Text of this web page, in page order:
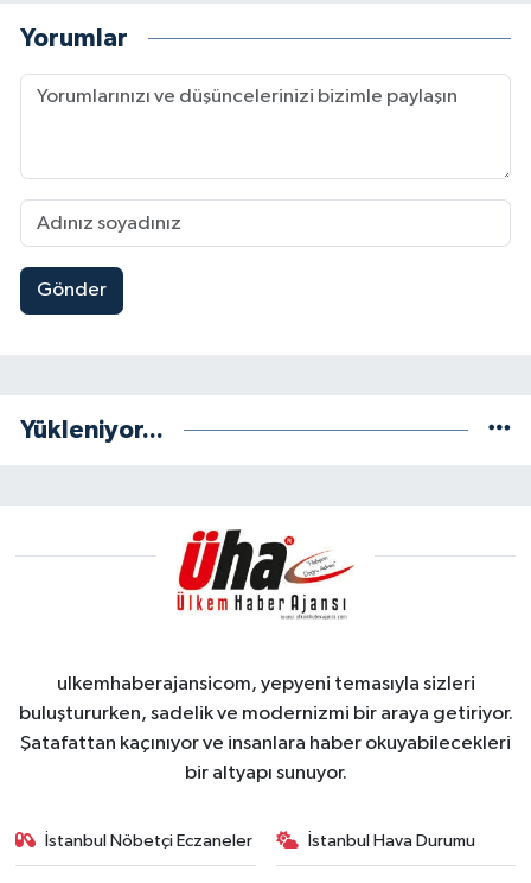
Yorumlar
Gönder
Yükleniyor...
ulkemhaberajansicom, yepyeni temasıyla sizleri
buluştururken, sadelik ve modernizmi bir araya getiriyor.
Şatafattan kaçınıyor ve insanlara haber okuyabilecekleri
bir altyapı sunuyor.
İstanbul Nöbetçi Eczaneler İstanbul Hava Durumu